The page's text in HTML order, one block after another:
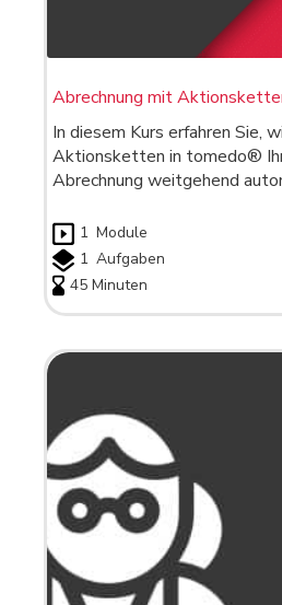
Abrechnung mit
In diesem Kurs erfahren Sie,
Aktionsketten in tomedo®
Abrechnung weitgehend
1 Module
1 Aufgaben
45 Minuten